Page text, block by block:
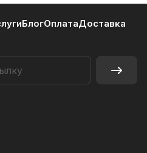
БлогОплатаДоставка